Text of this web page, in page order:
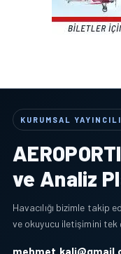
KURUMSAL
ve Analiz
Havacılığı bizimle takip
ve okuyucu iletişimini tek